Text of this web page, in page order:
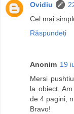
Ovidiu
Cel mai
Răspundeți
Anonim 19
Mersi
la obiect.
de 4 pagini,
Bravo!